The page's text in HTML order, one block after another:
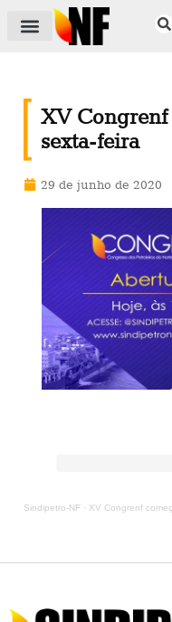
XV Congrenf
sexta-feira
29 de junho de 2020
Sindipetro-NF · XV Congrenf